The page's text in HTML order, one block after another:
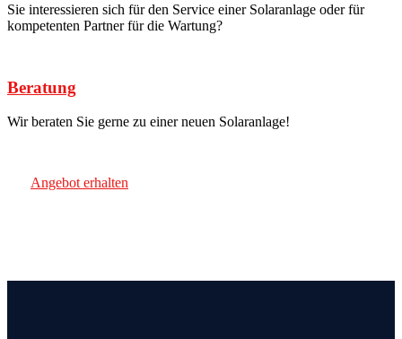
Sie interessieren sich für den Service einer Solaranlage oder für
kompetenten Partner für die Wartung?
Beratung
Wir beraten Sie gerne zu einer neuen Solaranlage!
Angebot erhalten